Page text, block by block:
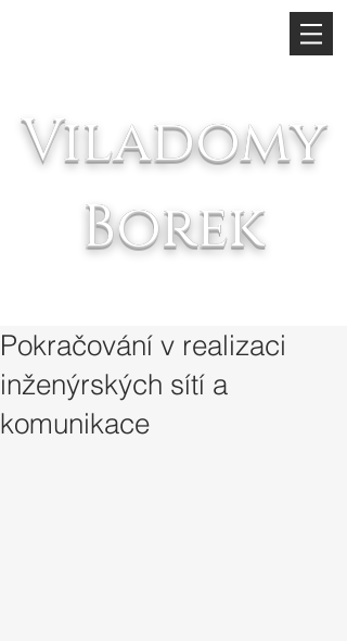
Viladomy
Borek
Pokračování v realizaci
inženýrských sítí a
komunikace